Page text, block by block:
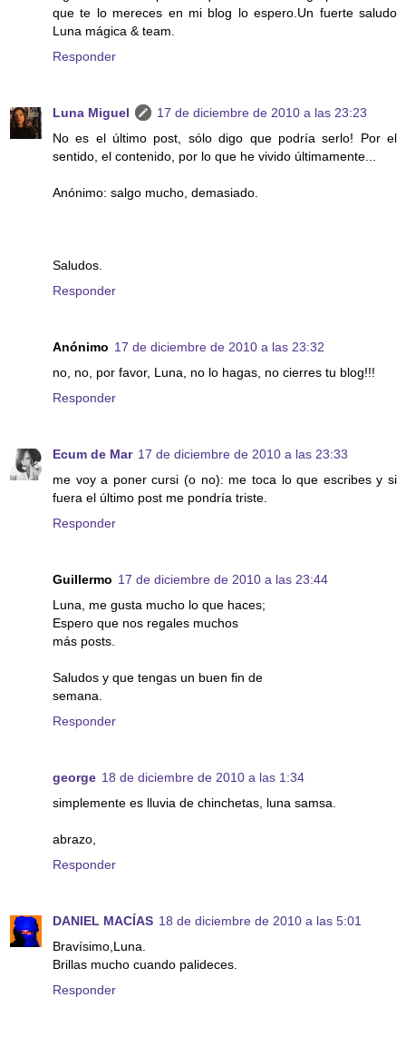
que te lo mereces en mi blog lo espero.Un fuerte saludo
Luna mágica & team.
Responder
Luna Miguel
17 de diciembre de 2010 a las 23:23
No es el último post, sólo digo que podría serlo! Por el
sentido, el contenido, por lo que he vivido últimamente...
Anónimo: salgo mucho, demasiado.
Saludos.
Responder
Anónimo 17 de diciembre de 2010 a las 23:32
no, no, por favor, Luna, no lo hagas, no cierres tu blog!!!
Responder
Ecum de Mar 17 de diciembre de 2010 a las 23:33
me voy a poner cursi (o no): me toca lo que escribes y si
fuera el último post me pondría triste.
Responder
Guillermo 17 de diciembre de 2010 a las 23:44
Luna, me gusta mucho lo que haces;
Espero que nos regales muchos
más posts.
Saludos y que tengas un buen fin de
semana.
Responder
george 18 de diciembre de 2010 a las 1:34
simplemente es lluvia de chinchetas, luna samsa.
abrazo,
Responder
DANIEL MACÍAS 18 de diciembre de 2010 a las 5:01
Bravísimo,Luna.
Brillas mucho cuando palideces.
Responder